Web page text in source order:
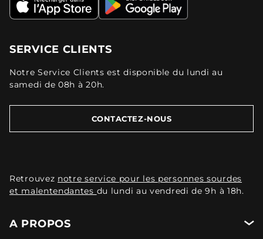
SERVICE CLIENTS
Notre Service Clients est disponible du lundi au
samedi de 08h à 20h.
CONTACTEZ-NOUS
Retrouvez notre service pour les personnes sourdes
et malentendantes du lundi au vendredi de 9h à 18h.
A PROPOS